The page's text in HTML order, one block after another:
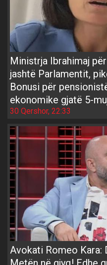
Ministrja Ibrahimaj
jashtë Parlamentit,
Bonusi për
ekonomike gjatë 5-
30 Qershor, 22:33
Avokati Romeo Kara: